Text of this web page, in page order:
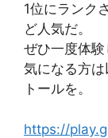
1位にランク
ど人気だ。
ぜひ一度体験
気になる方
トールを。
https://